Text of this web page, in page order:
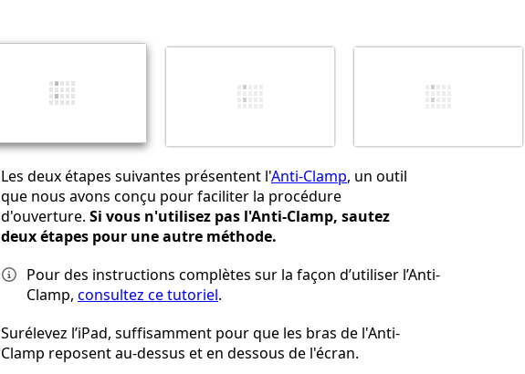
Publier un commentaire
Les deux étapes suivantes présentent l'Anti-Clamp, un outil
que nous avons conçu pour faciliter la procédure
d'ouverture. Si vous n'utilisez pas l'Anti-Clamp, sautez
deux étapes pour une autre méthode.
Pour des instructions complètes sur la façon d’utiliser l’Anti-
Clamp, consultez ce tutoriel.
Surélevez l’iPad, suffisamment pour que les bras de l'Anti-
Clamp reposent au-dessus et en dessous de l'écran.